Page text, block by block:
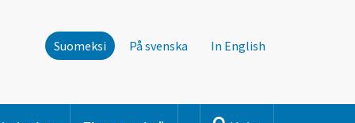
Suomeksi På svenska In English